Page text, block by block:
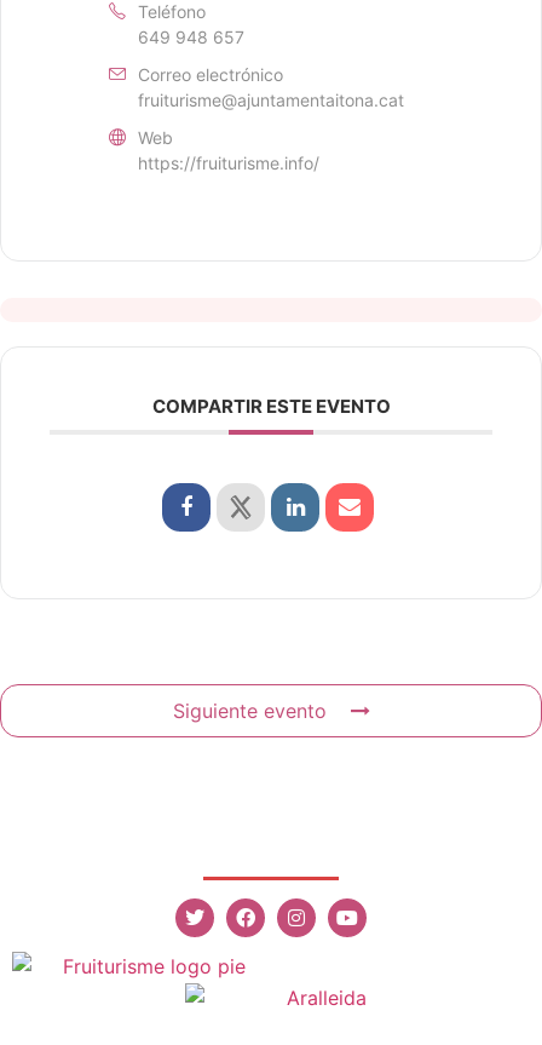
Teléfono
649 948 657
Correo electrónico
fruiturisme@ajuntamentaitona.cat
Web
https://fruiturisme.info/
COMPARTIR ESTE EVENTO
Siguiente evento